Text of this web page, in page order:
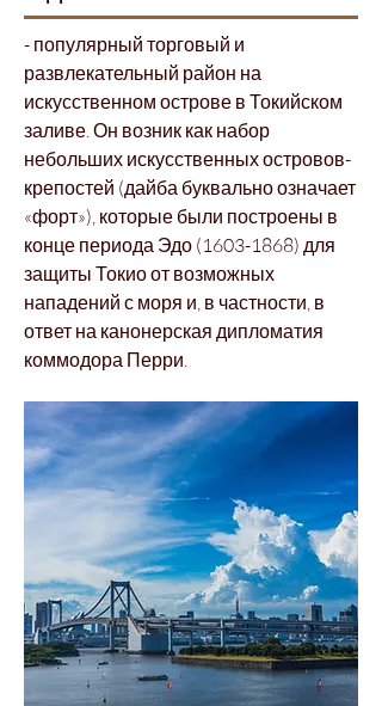
- популярный торговый и
развлекательный район на
искусственном острове в Токийском
заливе. Он возник как набор
небольших искусственных островов-
крепостей (дайба буквально означает
«форт»), которые были построены в
конце периода Эдо (1603-1868) для
защиты Токио от возможных
нападений с моря и, в частности, в
ответ на канонерская дипломатия
коммодора Перри.